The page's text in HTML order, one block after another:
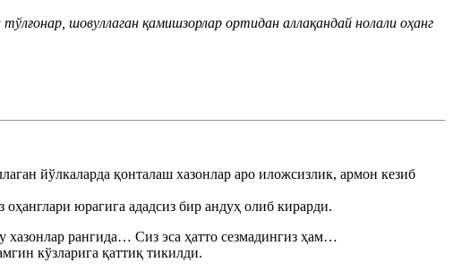
шовуллаган қамишзорлар ортидан аллақандай нолали оҳанг
йўлкаларда қонталаш хазонлар аро иложсизлик, армон кезиб
юрагига ададсиз бир андуҳ олиб кирарди.
хазонлар рангида… Cиз эса ҳатто сезмадингиз ҳам…
кўзларига қаттиқ тикилди.